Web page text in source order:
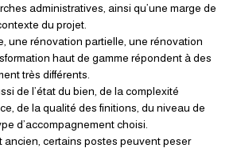
administratives, ainsi qu’une marge de
du projet.
une rénovation partielle, une rénovation
haut de gamme répondent à des
très différents.
de l’état du bien, de la complexité
de la qualité des finitions, du niveau de
d’accompagnement choisi.
ancien, certains postes peuvent peser